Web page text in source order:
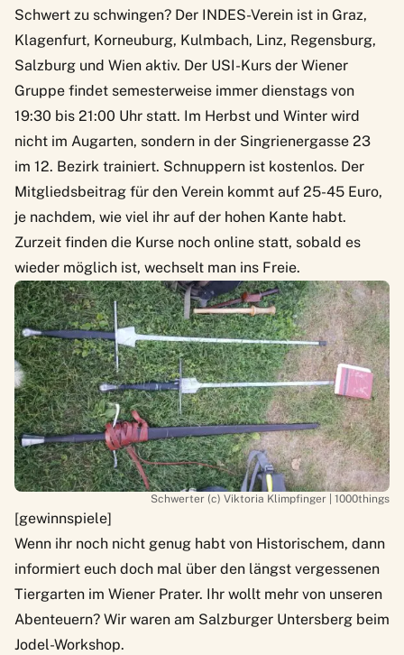
Schwert zu schwingen? Der INDES-Verein ist in Graz,
Klagenfurt, Korneuburg, Kulmbach, Linz, Regensburg,
Salzburg und Wien aktiv. Der USI-Kurs der Wiener
Gruppe findet semesterweise immer dienstags von
19:30 bis 21:00 Uhr statt. Im Herbst und Winter wird
nicht im Augarten, sondern in der Singrienergasse 23
im 12. Bezirk trainiert. Schnuppern ist kostenlos. Der
Mitgliedsbeitrag für den Verein kommt auf 25-45 Euro,
je nachdem, wie viel ihr auf der hohen Kante habt.
Zurzeit finden die Kurse noch online statt, sobald es
wieder möglich ist, wechselt man ins Freie.
Schwerter (c) Viktoria Klimpfinger | 1000things
[gewinnspiele]
Wenn ihr noch nicht genug habt von Historischem, dann
informiert euch doch mal über den längst vergessenen
Tiergarten im Wiener Prater. Ihr wollt mehr von unseren
Abenteuern? Wir waren am Salzburger Untersberg beim
Jodel-Workshop.